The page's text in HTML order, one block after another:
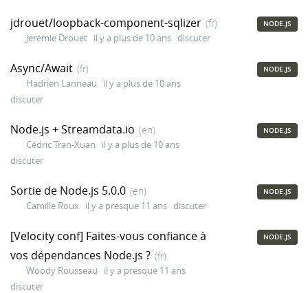
jdrouet/loopback-component-sqlizer (fr)
Jeremie Drouet il y a plus de 10 ans discuter
NODE.JS
Async/Await (fr)
Hadrien Lanneau
il y a plus de 10 ans
discuter
NODE.JS
Node.js + Streamdata.io (en)
Cédric Tran-Xuan
il y a plus de 10 ans
discuter
NODE.JS
Sortie de Node.js 5.0.0 (en)
Camille Roux il y a presque 11 ans discuter
NODE.JS
[Velocity conf] Faites-vous confiance à
vos dépendances Node.js ? (fr)
Woody Rousseau
il y a presque 11 ans
discuter
NODE.JS